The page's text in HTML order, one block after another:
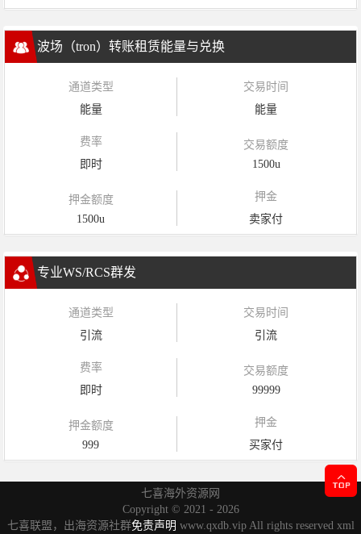
波场（tron）转账租赁能量与兑换
通道类型
能量
交易时间
能量
费率
即时
交易额度
1500u
押金额度
1500u
押金
卖家付
专业WS/RCS群发
通道类型
引流
交易时间
引流
费率
即时
交易额度
99999
押金额度
999
押金
买家付
七喜海外资源网
Copyright © 2021 - 2026
七喜联盟，出海资源社群免责声明 www.qxdb.vip All rights reserved xml